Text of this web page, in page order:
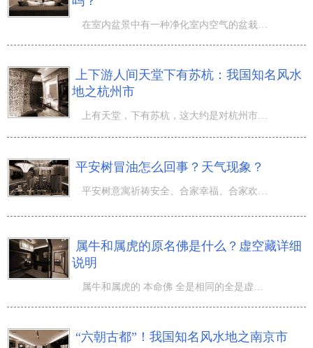
上下游人间天堂下有苏杭：我国知名风水
地之杭州市
平安树冒油怎么回事？天气现象？
平安树意寓祈祷安全、合家幸福、合家欢乐等幸福的祝福。因而很多的家中将平安树栽种到家中。但在平安树的栽
属牛和属虎的原名佛是什么？虚空藏详细
说明
属牛和属虎的 本命佛 全是相同的全是虚空藏菩萨，是佛家八大菩萨其一，以其智慧型、功德、財富如虛空相同宽
“六朝古都”！我国知名风水地之南京市